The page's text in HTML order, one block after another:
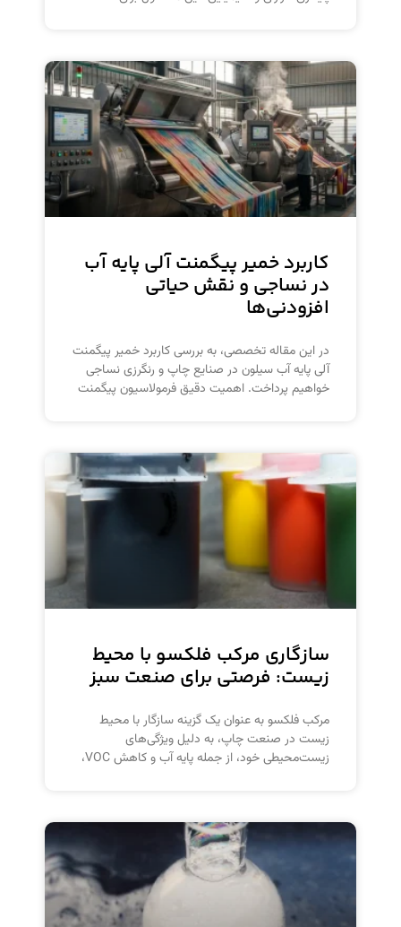
کاربرد خمیر پیگمنت آلی پایه آب
در نساجی و نقش حیاتی
افزودنی‌ها
در این مقاله تخصصی، به بررسی کاربرد خمیر پیگمنت
آلی پایه آب سیلون در صنایع چاپ و رنگرزی نساجی
خواهیم پرداخت. اهمیت دقیق فرمولاسیون پیگمنت
سازگاری مرکب فلکسو با محیط
زیست: فرصتی برای صنعت سبز
مرکب فلکسو به عنوان یک گزینه سازگار با محیط
زیست در صنعت چاپ، به دلیل ویژگی‌های
زیست‌محیطی خود، از جمله پایه آب و کاهش VOC،